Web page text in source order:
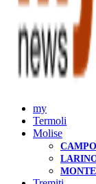
my
Termoli
Molise